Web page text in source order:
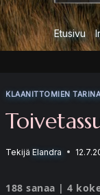
Etusivu
KLAANITTOMIEN
Tekijä Elandra
188 sanaa | 4